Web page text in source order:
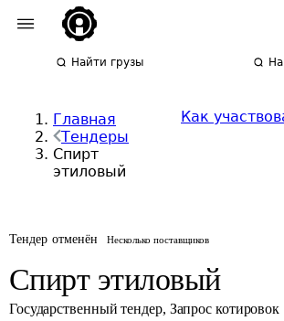
Найти грузы
Главная
Тендеры
Спирт
этиловый
Как
Тендер отменён Несколько поставщиков
Спирт этиловый
Государственный тендер, Запрос котировок